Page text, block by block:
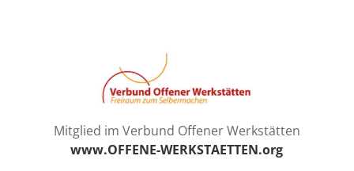
Mitglied im Verbund Offener Werkstätten
www.OFFENE-WERKSTAETTEN.org